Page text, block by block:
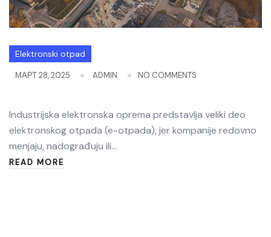
Elektronski otpad
МАРТ 28, 2025 ADMIN NO COMMENTS
Industrijska elektronska oprema predstavlja veliki deo
elektronskog otpada (e-otpada), jer kompanije redovno
menjaju, nadograđuju ili…
READ MORE